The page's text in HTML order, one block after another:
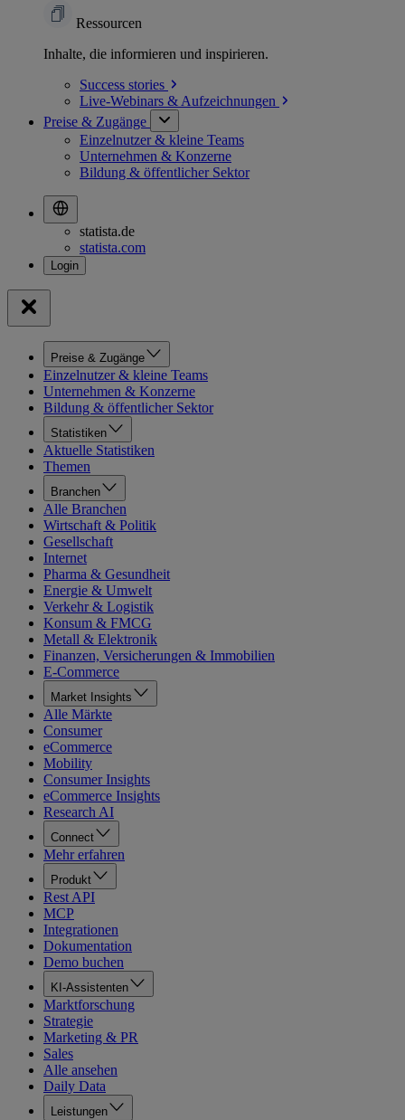
Ressourcen
Inhalte, die informieren und inspirieren.
Success stories
Live-Webinars & Aufzeichnungen
Preise & Zugänge
Einzelnutzer & kleine Teams
Unternehmen & Konzerne
Bildung & öffentlicher Sektor
statista.de
statista.com
Preise & Zugänge
Einzelnutzer & kleine Teams
Unternehmen & Konzerne
Bildung & öffentlicher Sektor
Statistiken
Aktuelle Statistiken
Themen
Branchen
Alle Branchen
Wirtschaft & Politik
Gesellschaft
Internet
Pharma & Gesundheit
Energie & Umwelt
Verkehr & Logistik
Konsum & FMCG
Metall & Elektronik
Finanzen, Versicherungen & Immobilien
E-Commerce
Market Insights
Alle Märkte
Consumer
eCommerce
Mobility
Consumer Insights
eCommerce Insights
Research AI
Connect
Mehr erfahren
Produkt
Rest API
MCP
Integrationen
Dokumentation
Demo buchen
KI-Assistenten
Marktforschung
Strategie
Marketing & PR
Sales
Alle ansehen
Daily Data
Leistungen